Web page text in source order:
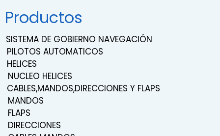
Productos
SISTEMA DE GOBIERNO NAVEGACIÓN
PILOTOS AUTOMATICOS
HELICES
NUCLEO HELICES
CABLES,MANDOS,DIRECCIONES Y FLAPS
MANDOS
FLAPS
DIRECCIONES